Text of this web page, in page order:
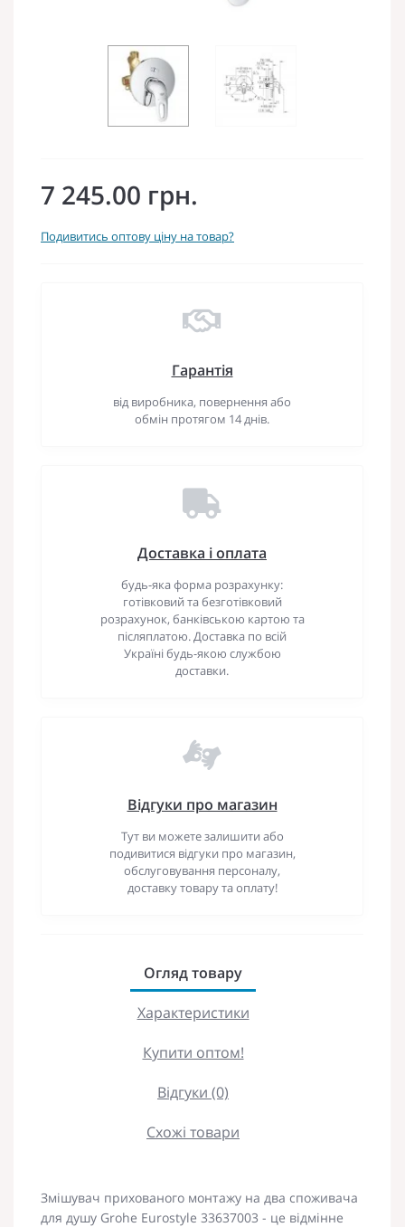
7 245.00 грн.
Подивитись оптову ціну на товар?
Гарантія
від виробника, повернення або
обмін протягом 14 днів.
Доставка і оплата
будь-яка форма розрахунку:
готівковий та безготівковий
розрахунок, банківською картою та
післяплатою. Доставка по всій
Україні будь-якою службою
доставки.
Відгуки про магазин
Тут ви можете залишити або
подивитися відгуки про магазин,
обслуговування персоналу,
доставку товару та оплату!
Огляд товару
Характеристики
Купити оптом!
Відгуки (0)
Схожі товари
Змішувач прихованого монтажу на два споживача
для душу Grohe Eurostyle 33637003 - це відмінне